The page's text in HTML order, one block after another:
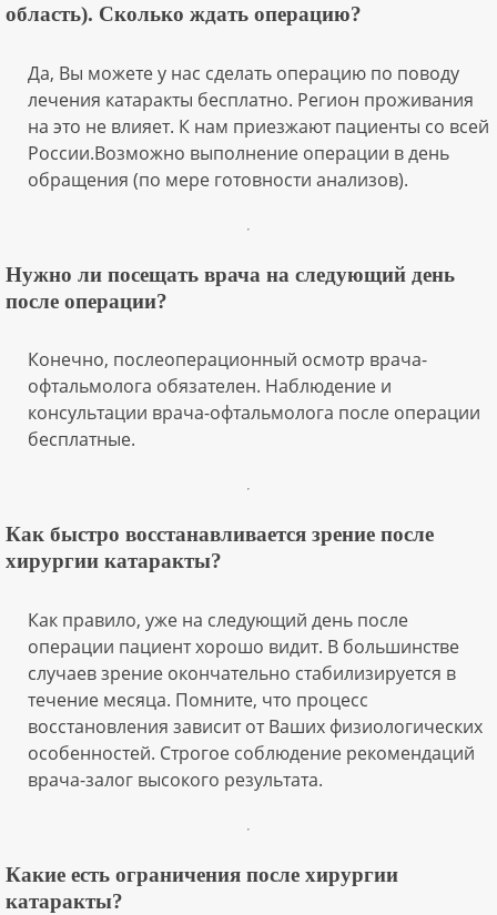
область). Сколько ждать операцию?
Да, Вы можете у нас сделать операцию по поводу
лечения катаракты бесплатно. Регион проживания
на это не влияет. К нам приезжают пациенты со всей
России.Возможно выполнение операции в день
обращения (по мере готовности анализов).
Нужно ли посещать врача на следующий день
после операции?
Конечно, послеоперационный осмотр врача-
офтальмолога обязателен. Наблюдение и
консультации врача-офтальмолога после операции
бесплатные.
Как быстро восстанавливается зрение после
хирургии катаракты?
Как правило, уже на следующий день после
операции пациент хорошо видит. В большинстве
случаев зрение окончательно стабилизируется в
течение месяца. Помните, что процесс
восстановления зависит от Ваших физиологических
особенностей. Строгое соблюдение рекомендаций
врача-залог высокого результата.
Какие есть ограничения после хирургии
катаракты?